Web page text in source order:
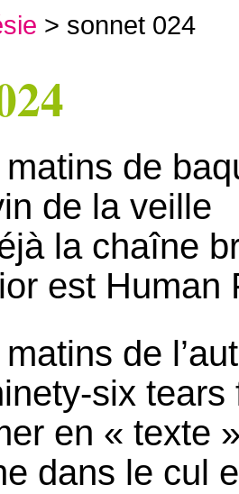
> sonnet 024
matins de
de la veille
la chaîne
est Human
matins de
six
en « texte
dans le cul